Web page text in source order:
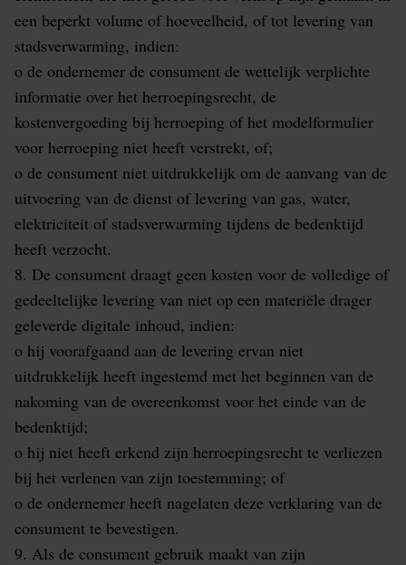
een beperkt volume of hoeveelheid, of tot levering van
stadsverwarming, indien:
o de ondernemer de consument de wettelijk verplichte
informatie over het herroepingsrecht, de
kostenvergoeding bij herroeping of het modelformulier
voor herroeping niet heeft verstrekt, of;
o de consument niet uitdrukkelijk om de aanvang van de
uitvoering van de dienst of levering van gas, water,
elektriciteit of stadsverwarming tijdens de bedenktijd
heeft verzocht.
8. De consument draagt geen kosten voor de volledige of
gedeeltelijke levering van niet op een materiële drager
geleverde digitale inhoud, indien:
o hij voorafgaand aan de levering ervan niet
uitdrukkelijk heeft ingestemd met het beginnen van de
nakoming van de overeenkomst voor het einde van de
bedenktijd;
o hij niet heeft erkend zijn herroepingsrecht te verliezen
bij het verlenen van zijn toestemming; of
o de ondernemer heeft nagelaten deze verklaring van de
consument te bevestigen.
9. Als de consument gebruik maakt van zijn